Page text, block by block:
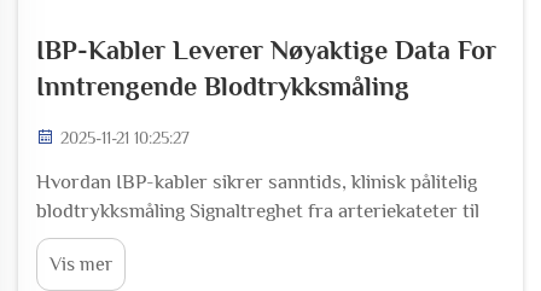
IBP-Kabler Leverer Nøyaktige Data For
Inntrengende Blodtrykksmåling
2025-11-21 10:25:27
Hvordan IBP-kabler sikrer sanntids, klinisk pålitelig
blodtrykksmåling Signaltreghet fra arteriekateter til
monitor: IBP-kablers overføringsbane Invasiv
blodtrykksmåling (IBP) fungerer ved å registrere
Vis mer